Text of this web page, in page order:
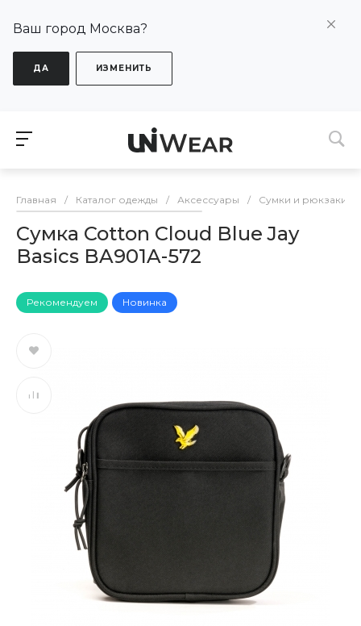
Ваш город Москва?
ДА ИЗМЕНИТЬ
Главная / Каталог одежды / Аксессуары / Сумки и рюкзаки
Сумка Cotton Cloud Blue Jay
Basics BA901A-572
Рекомендуем Новинка